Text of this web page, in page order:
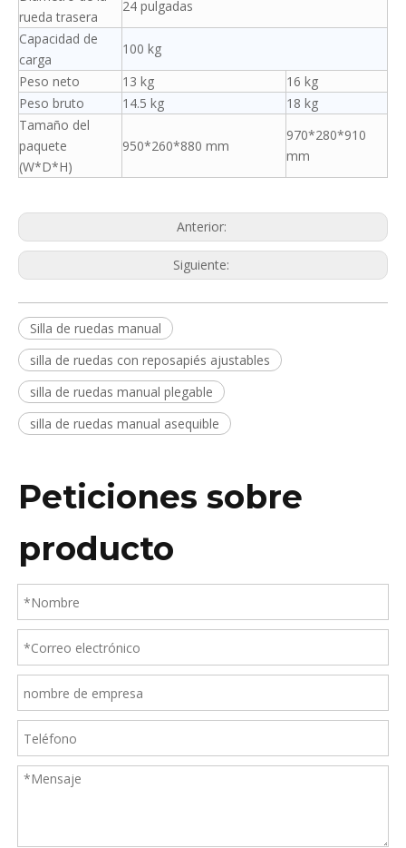
rueda trasera
24 pulgadas
Capacidad de
carga
100 kg
Peso neto
13 kg
16 kg
Peso bruto
14.5 kg
18 kg
Tamaño del
paquete
(W*D*H)
950*260*880 mm
970*280*910
mm
Anterior:
Siguiente:
Silla de ruedas manual
silla de ruedas con reposapiés ajustables
silla de ruedas manual plegable
silla de ruedas manual asequible
Peticiones sobre
producto